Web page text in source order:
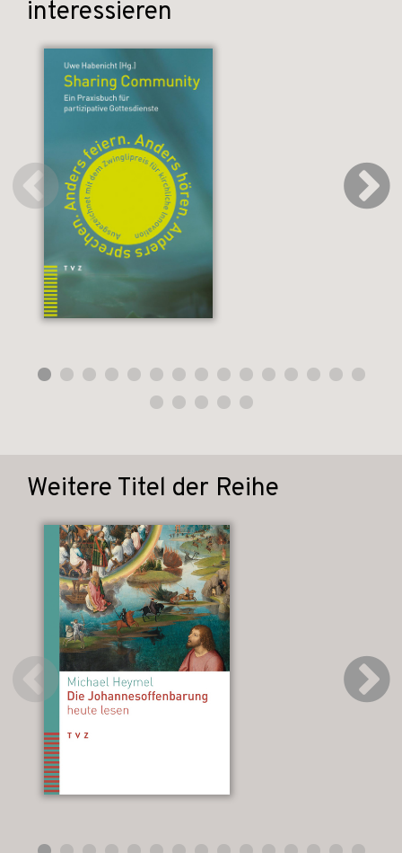
interessieren
Weitere Titel der Reihe